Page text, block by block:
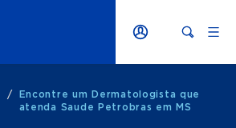
/
Encontre um Dermatologista que
atenda Saude Petrobras em MS